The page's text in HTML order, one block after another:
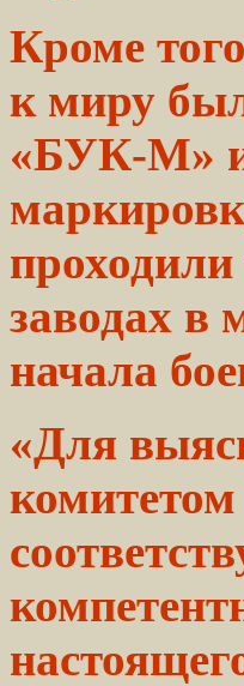
Кроме
к миру
«БУК-М»
проходили
заводах в
начала
«Для